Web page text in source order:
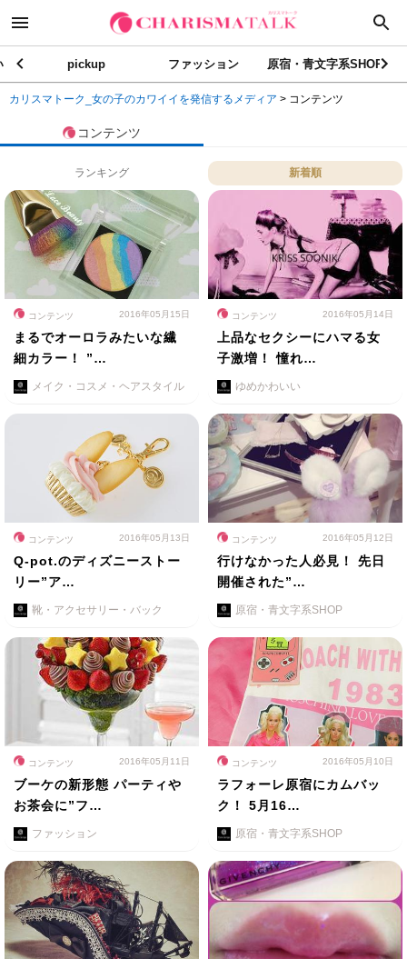
pickup ファッション 原宿・青文字系SHOP
カリスマトーク_女の子のカワイイを発信するメディア > コンテンツ
コンテンツ
ランキング 新着順
コンテンツ 2016年05月15日
まるでオーロラみたいな繊
細カラー！ ”…
メイク・コスメ・ヘアスタイル
コンテンツ 2016年05月14日
上品なセクシーにハマる女
子激増！ 憧れ…
ゆめかわいい
コンテンツ 2016年05月13日
Q-pot.のディズニーストー
リー”ア…
靴・アクセサリー・バック
コンテンツ 2016年05月12日
行けなかった人必見！ 先日
開催された”…
原宿・青文字系SHOP
コンテンツ 2016年05月11日
ブーケの新形態 パーティや
お茶会に”フ…
ファッション
コンテンツ 2016年05月10日
ラフォーレ原宿にカムバッ
ク！ 5月16…
原宿・青文字系SHOP